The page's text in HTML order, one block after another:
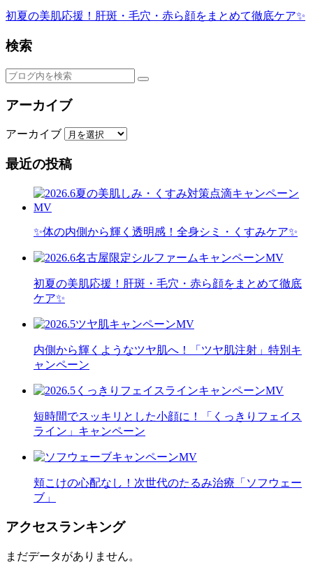
初夏の美肌応援！肝斑・毛穴・赤ら顔をまとめて徹底ケア✨
検索
アーカイブ
アーカイブ
最近の投稿
✨体の内側から輝く透明感！全身シミ・くすみケア✨
初夏の美肌応援！肝斑・毛穴・赤ら顔をまとめて徹底
ケア✨
内側から輝くようなツヤ肌へ！「ツヤ肌注射」特別キ
ャンペーン
短時間でスッキリとした小顔に！「くっきりフェイス
ライン」キャンペーン
頬こけの心配なし！次世代のたるみ治療「ソフウェー
ブ」
アクセスランキング
まだデータがありません。